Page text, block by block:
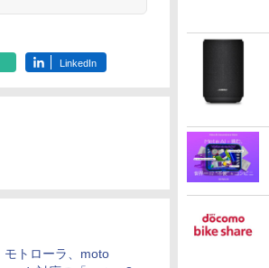
LinkedIn
モトローラ、moto